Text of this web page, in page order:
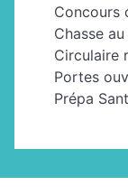
Concours
Chasse
Circulaire
Portes
Prépa